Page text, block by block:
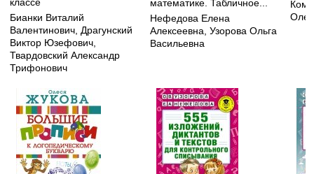
Бианки Виталий
Валентинович, Драгунский
Виктор Юзефович,
Твардовский Александр
Трифонович
математике. Табличное...
Нефедова Елена
Алексеевна, Узорова Ольга
Васильевна